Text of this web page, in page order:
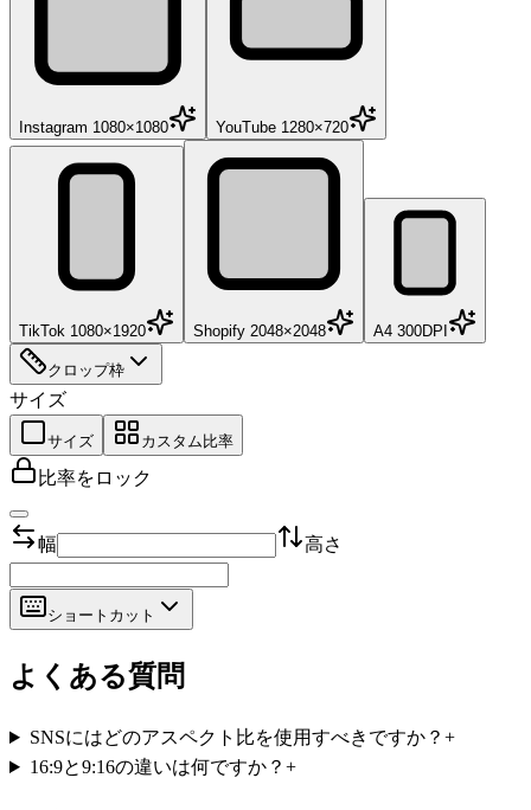
Instagram 1080×1080 YouTube 1280×720
TikTok 1080×1920 Shopify 2048×2048 A4 300DPI
クロップ枠
サイズ
サイズ カスタム比率
比率をロック
幅 高さ
ショートカット
よくある質問
SNSにはどのアスペクト比を使用すべきですか？ +
16:9と9:16の違いは何ですか？ +